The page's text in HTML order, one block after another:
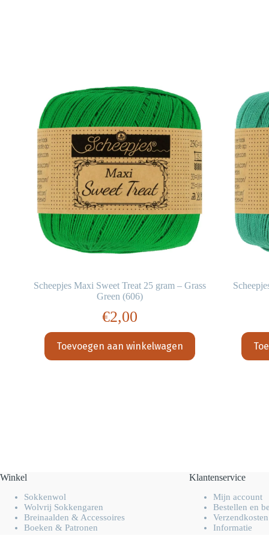
Scheepjes Maxi Sweet Treat 25 gram – Grass
Green (606)
€2,00
Toevoegen aan winkelwagen
Winkel
Sokkenwol
Wolvrij Sokkengaren
Breinaalden & Accessoires
Boeken & Patronen
Klantenservice
Mijn account
Bestellen en
Verzendkosten
Informatie